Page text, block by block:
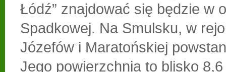
Łódź” znajdować się będzie w
Spadkowej. Na Smulsku, w
Józefów i Maratońskiej
Jego powierzchnia to blisko